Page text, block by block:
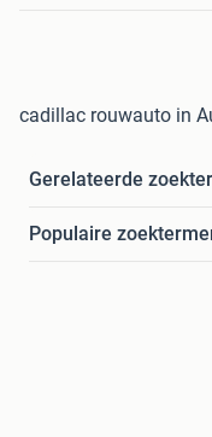
cadillac rouwauto in
Gerelateerde
Populaire